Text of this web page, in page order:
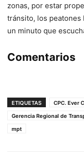
zonas, por estar
tránsito, los peatones
un minuto que
Comentarios
ETIQUETAS
CPC. Ever
Gerencia Regional de
mpt